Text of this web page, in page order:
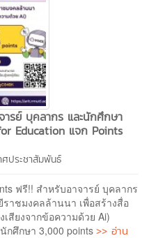
ารย์ บุคลากร และนักศึกษา
Education แจก Points
ศประชาสัมพันธ์
ฟรี!! สำหรับอาจารย์ บุคลากร
าชมงคลล้านนา เพื่อสร้างสื่อ
สียงจากข้อความด้วย Ai)
กศึกษา 3,000 points >> อ่าน